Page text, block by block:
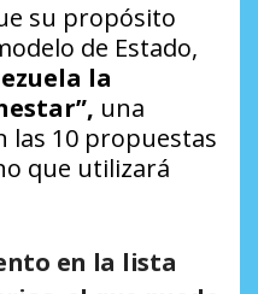
su propósito
de Estado,
la
una
las 10 propuestas
que utilizará
en la lista